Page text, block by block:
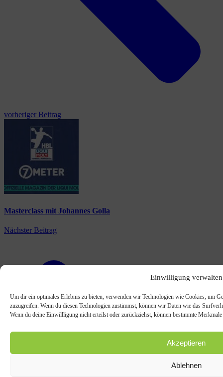
Einwilligung verwalten
Um dir ein optimales Erlebnis zu bieten, verwenden wir Technologien wie Cookies, um
zuzugreifen. Wenn du diesen Technologien zustimmst, können wir Daten wie das
Wenn du deine Einwillligung nicht erteilst oder zurückziehst, können bestimmte
Akzeptieren
Ablehnen
vorheriger Beitrag
Masterclass mit Johannes Golla
Nächster Beitrag